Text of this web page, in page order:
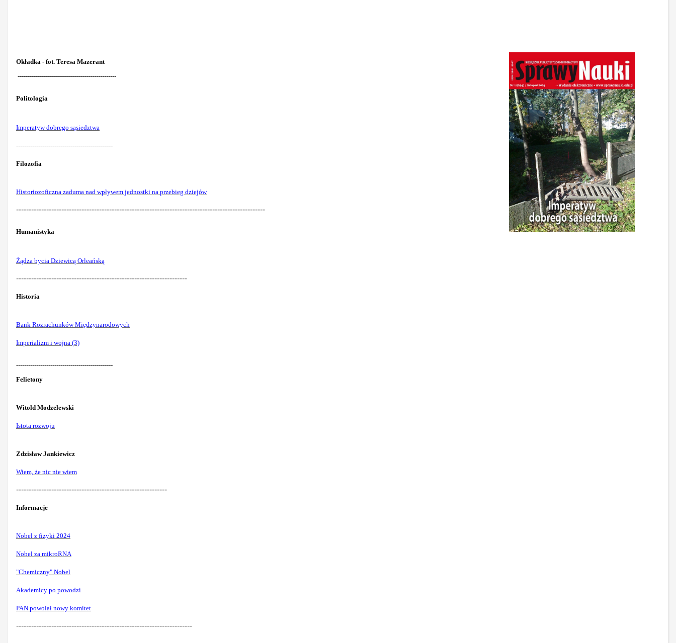
Okładka - fot. Teresa Mazerant
-------------------------------------------------
Politologia
Imperatyw dobrego sąsiedztwa
------------------------------------------------
Filozofia
Historiozoficzna zaduma nad wpływem jednostki na przebieg dziejów
---------------------------------------------------------------------------------------------------
Humanistyka
Żądza bycia Dziewicą Orleańską
--------------------------------------------------------------------
Historia
Bank Rozrachunków Międzynarodowych
Imperializm i wojna (3)
------------------------------------------------
Felietony
Witold Modzelewski
Istota rozwoju
Zdzisław Jankiewicz
Wiem, że nic nie wiem
------------------------------------------------------------
Informacje
Nobel z fizyki 2024
Nobel za mikroRNA
"Chemiczny" Nobel
Akademicy po powodzi
PAN powolał nowy komitet
----------------------------------------------------------------------